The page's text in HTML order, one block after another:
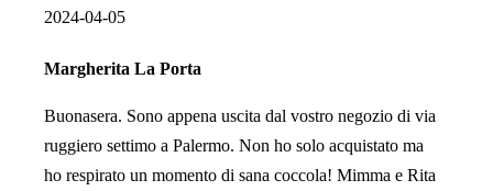
2024-04-05
Margherita La Porta
Buonasera. Sono appena uscita dal vostro negozio di via
ruggiero settimo a Palermo. Non ho solo acquistato ma
ho respirato un momento di sana coccola! Mimma e Rita